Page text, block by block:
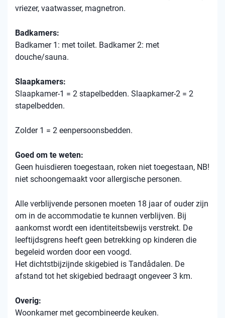
vriezer, vaatwasser, magnetron.
Badkamers:
Badkamer 1: met toilet. Badkamer 2: met
douche/sauna.
Slaapkamers:
Slaapkamer-1 = 2 stapelbedden. Slaapkamer-2 = 2
stapelbedden.
Zolder 1 = 2 eenpersoonsbedden.
Goed om te weten:
Geen huisdieren toegestaan, roken niet toegestaan, NB!
niet schoongemaakt voor allergische personen.
Alle verblijvende personen moeten 18 jaar of ouder zijn
om in de accommodatie te kunnen verblijven. Bij
aankomst wordt een identiteitsbewijs verstrekt. De
leeftijdsgrens heeft geen betrekking op kinderen die
begeleid worden door een voogd.
Het dichtstbijzijnde skigebied is Tandådalen. De
afstand tot het skigebied bedraagt ​​ongeveer 3 km.
Overig:
Woonkamer met gecombineerde keuken.